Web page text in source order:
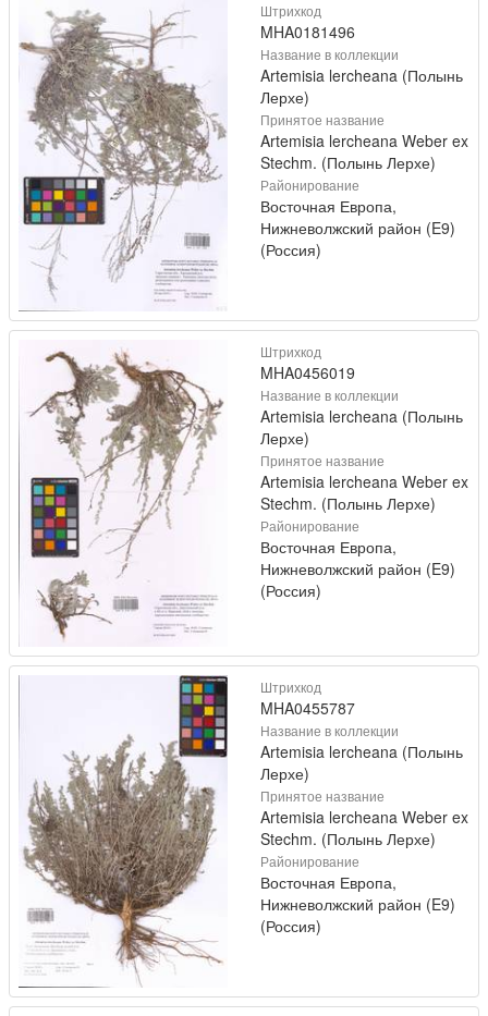
Штрихкод
MHA0181496
Название в коллекции
Artemisia lercheana (Полынь
Лерхе)
Принятое название
Artemisia lercheana Weber ex
Stechm. (Полынь Лерхе)
Районирование
Восточная Европа,
Нижневолжский район (E9)
(Россия)
Штрихкод
MHA0456019
Название в коллекции
Artemisia lercheana (Полынь
Лерхе)
Принятое название
Artemisia lercheana Weber ex
Stechm. (Полынь Лерхе)
Районирование
Восточная Европа,
Нижневолжский район (E9)
(Россия)
Штрихкод
MHA0455787
Название в коллекции
Artemisia lercheana (Полынь
Лерхе)
Принятое название
Artemisia lercheana Weber ex
Stechm. (Полынь Лерхе)
Районирование
Восточная Европа,
Нижневолжский район (E9)
(Россия)